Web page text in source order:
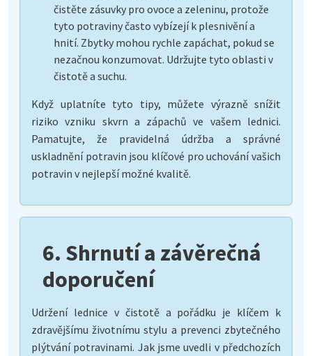
čistěte zásuvky pro ovoce a zeleninu, protože
tyto potraviny často vybízejí k plesnivění a
hnití. Zbytky mohou rychle zapáchat, pokud se
nezačnou konzumovat. Udržujte tyto oblasti v
čistotě a suchu.
Když uplatníte tyto tipy, můžete výrazně snížit
riziko vzniku skvrn a zápachů ve vašem lednici.
Pamatujte, že pravidelná údržba a správné
uskladnění potravin jsou klíčové pro uchování vašich
potravin v nejlepší možné kvalitě.
6. Shrnutí a závěrečná
doporučení
Udržení lednice v čistotě a pořádku je klíčem k
zdravějšímu životnímu stylu a prevenci zbytečného
plýtvání potravinami. Jak jsme uvedli v předchozích